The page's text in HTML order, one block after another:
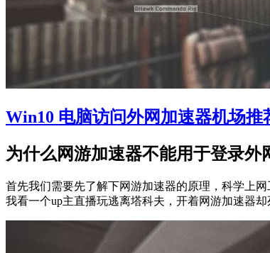
法，
烈
第
种！
Win10 电脑访问外网加速器机场
为什么网游加速器不能用于登录外
首先我们需要先了解下网游加速器的原理，科学上
我看一个up主直播玩逃离塔科夫，开着网游加速器